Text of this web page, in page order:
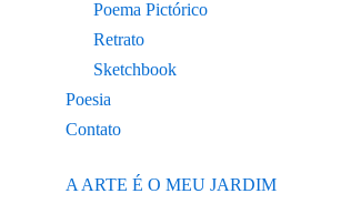
Poema Pictórico
Retrato
Sketchbook
Poesia
Contato
A ARTE É O MEU JARDIM